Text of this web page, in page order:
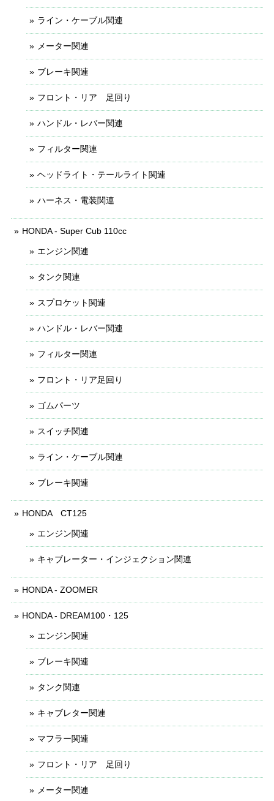
ライン・ケーブル関連
メーター関連
ブレーキ関連
フロント・リア 足回り
ハンドル・レバー関連
フィルター関連
ヘッドライト・テールライト関連
ハーネス・電装関連
HONDA - Super Cub 110cc
エンジン関連
タンク関連
スプロケット関連
ハンドル・レバー関連
フィルター関連
フロント・リア足回り
ゴムパーツ
スイッチ関連
ライン・ケーブル関連
ブレーキ関連
HONDA CT125
エンジン関連
キャブレーター・インジェクション関連
HONDA - ZOOMER
HONDA - DREAM100・125
エンジン関連
ブレーキ関連
タンク関連
キャブレター関連
マフラー関連
フロント・リア 足回り
メーター関連